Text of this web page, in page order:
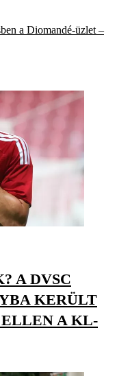
a Diomandé-üzlet –
A DVSC
KERÜLT
A KL-